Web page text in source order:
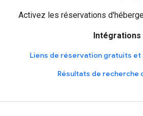
Activez les réservations
Intégrations
Liens de réservation gratuits et
Résultats de recherche